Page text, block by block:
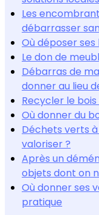
Les
débarrasser
Où déposer ses
Le don de
Débarras de
donner au lieu
Recycler le bois
Où donner du
Déchets verts à
valoriser ?
Après un
objets dont on
Où donner ses
pratique